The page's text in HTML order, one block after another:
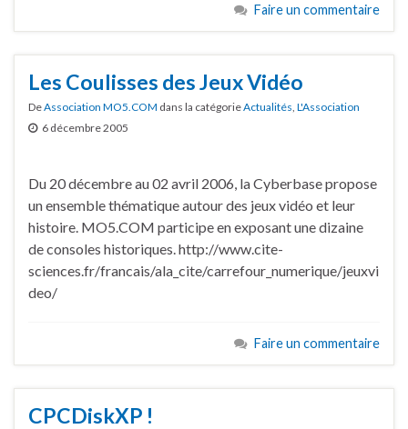
Faire un commentaire
Les Coulisses des Jeux Vidéo
DeAssociation MO5.COM dans la catégorieActualités, L'Association
6 décembre 2005
Du 20 décembre au 02 avril 2006, la Cyberbase propose
un ensemble thématique autour des jeux vidéo et leur
histoire. MO5.COM participe en exposant une dizaine
de consoles historiques. http://www.cite-
sciences.fr/francais/ala_cite/carrefour_numerique/jeuxvi
deo/
Faire un commentaire
CPCDiskXP !